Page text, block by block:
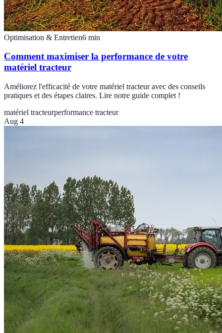
Optimisation & Entretien6 min
Comment maximiser la performance de votre
matériel tracteur
Améliorez l'efficacité de votre matériel tracteur avec des conseils
pratiques et des étapes claires. Lire notre guide complet !
matériel tracteurperformance tracteur
Aug 4